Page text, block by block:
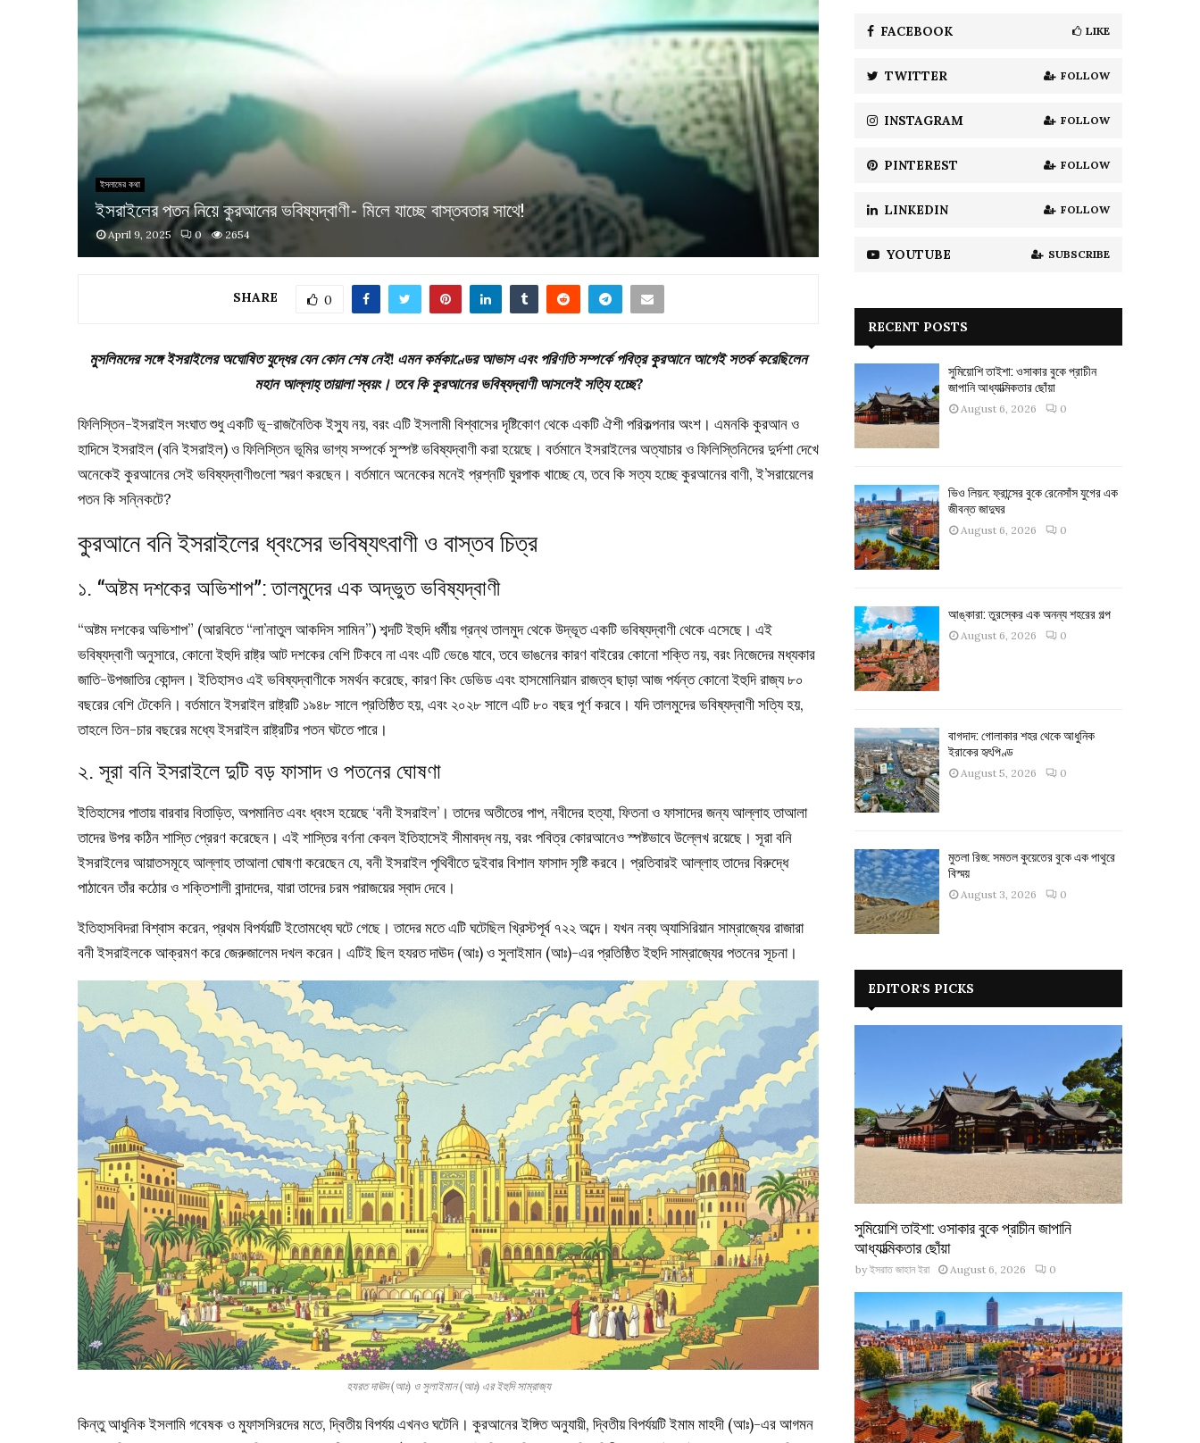
ইসলামের কথা
ইসরাইলের পতন নিয়ে কুরআনের ভবিষ্যদ্বাণী- মিলে যাচ্ছে বাস্তবতার সাথে!
April 9, 2025 0 2654
SHARE 0
মুসলিমদের সঙ্গে ইসরাইলের অঘোষিত যুদ্ধের যেন কোন শেষ নেই! এমন কর্মকাণ্ডের আভাস এবং পরিণতি সম্পর্কে পবিত্র কুরআনে আগেই সতর্ক করেছিলেন
মহান আল্লাহ্ তায়ালা স্বয়ং। তবে কি কুরআনের ভবিষ্যদ্বাণী আসলেই সত্যি হচ্ছে?
ফিলিস্তিন-ইসরাইল সংঘাত শুধু একটি ভূ-রাজনৈতিক ইস্যু নয়, বরং এটি ইসলামী বিশ্বাসের দৃষ্টিকোণ থেকে একটি ঐশী পরিকল্পনার অংশ। এমনকি কুরআন ও
হাদিসে ইসরাইল (বনি ইসরাইল) ও ফিলিস্তিন ভূমির ভাগ্য সম্পর্কে সুস্পষ্ট ভবিষ্যদ্বাণী করা হয়েছে। বর্তমানে ইসরাইলের অত্যাচার ও ফিলিস্তিনিদের দুর্দশা দেখে
অনেকেই কুরআনের সেই ভবিষ্যদ্বাণীগুলো স্মরণ করছেন। বর্তমানে অনেকের মনেই প্রশ্নটি ঘুরপাক খাচ্ছে যে, তবে কি সত্য হচ্ছে কুরআনের বাণী, ই’সরায়েলের
পতন কি সন্নিকটে?
কুরআনে বনি ইসরাইলের ধ্বংসের ভবিষ্যৎবাণী ও বাস্তব চিত্র
১. “অষ্টম দশকের অভিশাপ”: তালমুদের এক অদ্ভুত ভবিষ্যদ্বাণী
“অষ্টম দশকের অভিশাপ” (আরবিতে “লা’নাতুল আকদিস সামিন”) শব্দটি ইহুদি ধর্মীয় গ্রন্থ তালমুদ থেকে উদ্ভূত একটি ভবিষ্যদ্বাণী থেকে এসেছে। এই
ভবিষ্যদ্বাণী অনুসারে, কোনো ইহুদি রাষ্ট্র আট দশকের বেশি টিকবে না এবং এটি ভেঙে যাবে, তবে ভাঙনের কারণ বাইরের কোনো শক্তি নয়, বরং নিজেদের মধ্যকার
জাতি-উপজাতির কোন্দল। ইতিহাসও এই ভবিষ্যদ্বাণীকে সমর্থন করেছে, কারণ কিং ডেভিড এবং হাসমোনিয়ান রাজত্ব ছাড়া আজ পর্যন্ত কোনো ইহুদি রাজ্য ৮০
বছরের বেশি টেকেনি। বর্তমানে ইসরাইল রাষ্ট্রটি ১৯৪৮ সালে প্রতিষ্ঠিত হয়, এবং ২০২৮ সালে এটি ৮০ বছর পূর্ণ করবে। যদি তালমুদের ভবিষ্যদ্বাণী সত্যি হয়,
তাহলে তিন-চার বছরের মধ্যে ইসরাইল রাষ্ট্রটির পতন ঘটতে পারে।
২. সূরা বনি ইসরাইলে দুটি বড় ফাসাদ ও পতনের ঘোষণা
ইতিহাসের পাতায় বারবার বিতাড়িত, অপমানিত এবং ধ্বংস হয়েছে ‘বনী ইসরাইল’। তাদের অতীতের পাপ, নবীদের হত্যা, ফিতনা ও ফাসাদের জন্য আল্লাহ তাআলা
তাদের উপর কঠিন শাস্তি প্রেরণ করেছেন। এই শাস্তির বর্ণনা কেবল ইতিহাসেই সীমাবদ্ধ নয়, বরং পবিত্র কোরআনেও স্পষ্টভাবে উল্লেখ রয়েছে। সূরা বনি
ইসরাইলের আয়াতসমূহে আল্লাহ তাআলা ঘোষণা করেছেন যে, বনী ইসরাইল পৃথিবীতে দুইবার বিশাল ফাসাদ সৃষ্টি করবে। প্রতিবারই আল্লাহ তাদের বিরুদ্ধে
পাঠাবেন তাঁর কঠোর ও শক্তিশালী বান্দাদের, যারা তাদের চরম পরাজয়ের স্বাদ দেবে।
ইতিহাসবিদরা বিশ্বাস করেন, প্রথম বিপর্যয়টি ইতোমধ্যে ঘটে গেছে। তাদের মতে এটি ঘটেছিল খ্রিস্টপূর্ব ৭২২ অব্দে। যখন নব্য অ্যাসিরিয়ান সাম্রাজ্যের রাজারা
বনী ইসরাইলকে আক্রমণ করে জেরুজালেম দখল করেন। এটিই ছিল হযরত দাঊদ (আঃ) ও সুলাইমান (আঃ)-এর প্রতিষ্ঠিত ইহুদি সাম্রাজ্যের পতনের সূচনা।
হযরত দাঊদ (আঃ) ও সুলাইমান (আঃ) এর ইহুদি সাম্রাজ্য
কিন্তু আধুনিক ইসলামি গবেষক ও মুফাসসিরদের মতে, দ্বিতীয় বিপর্যয় এখনও ঘটেনি। কুরআনের ইঙ্গিত অনুযায়ী, দ্বিতীয় বিপর্যয়টি ইমাম মাহদী (আঃ)-এর আগমন
C
H
FACEBOOK LIKE
TWITTER FOLLOW
INSTAGRAM FOLLOW
PINTEREST FOLLOW
LINKEDIN FOLLOW
YOUTUBE SUBSCRIBE
RECENT POSTS
সুমিয়োশি তাইশা: ওসাকার বুকে প্রাচীন
জাপানি আধ্যাত্মিকতার ছোঁয়া
August 6, 2026 0
ভিও লিয়ন: ফ্রান্সের বুকে রেনেসাঁস যুগের এক
জীবন্ত জাদুঘর
August 6, 2026 0
আঙ্কারা: তুরস্কের এক অনন্য শহরের গল্প
August 6, 2026 0
বাগদাদ: গোলাকার শহর থেকে আধুনিক
ইরাকের হৃৎপিণ্ড
August 5, 2026 0
মুতলা রিজ: সমতল কুয়েতের বুকে এক পাথুরে
বিস্ময়
August 3, 2026 0
EDITOR'S PICKS
সুমিয়োশি তাইশা: ওসাকার বুকে প্রাচীন জাপানি
আধ্যাত্মিকতার ছোঁয়া
by ইসরাত জাহান ইরা August 6, 2026 0